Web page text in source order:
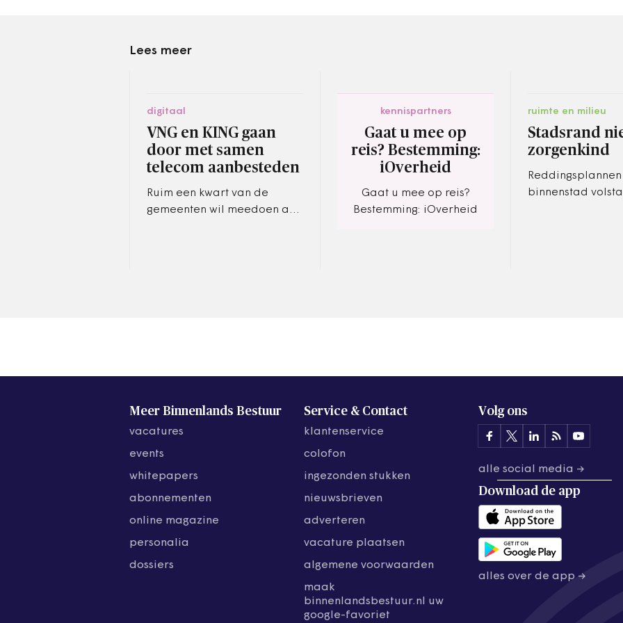
Lees meer
digitaal
VNG en KING gaan
door met samen
telecom aanbesteden
Ruim een kwart van de
gemeenten wil meedoen aan
kennispartners
Gaat u mee op
reis? Bestemming:
iOverheid
Gaat u mee op reis?
Bestemming: iOverheid
ruimte en milieu
Stadsrand
zorgenkind
binnenstad
Meer Binnenlands Bestuur
vacatures
events
whitepapers
abonnementen
online magazine
personalia
dossiers
Service & Contact
klantenservice
colofon
ingezonden stukken
nieuwsbrieven
adverteren
vacature plaatsen
algemene voorwaarden
maak
binnenlandsbestuur.nl uw
google-favoriet
Volg ons
alle social media →
Download de app
alles over de app →